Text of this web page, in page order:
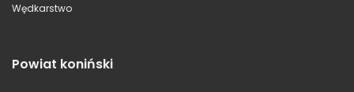
Wędkarstwo
Powiat koniński